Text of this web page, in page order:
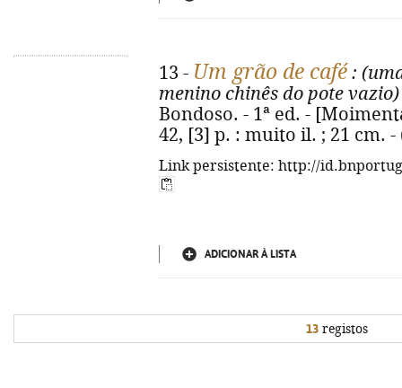
13 - Um grão de café :
menino chinês do pote vazio)
Bondoso. - 1ª ed. -
42, [3] p. : muito il. ; 21 cm. -
Link persistente: http://
ADICIONAR À LISTA
13registos